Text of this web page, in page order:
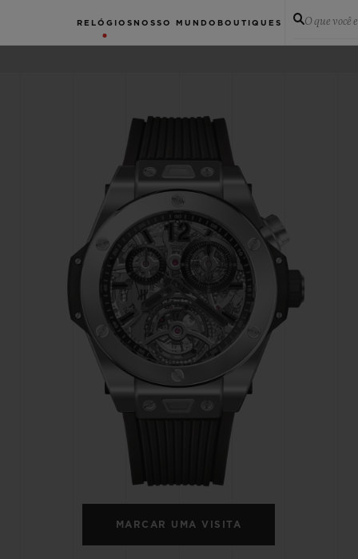
RELÓGIOS NOSSO MUNDO BOUTIQUES O que você
MARCAR UMA VISITA
BIG BANG
PEACH CERAMIC
ENTREGA PROGRAMADA ENTREGA E